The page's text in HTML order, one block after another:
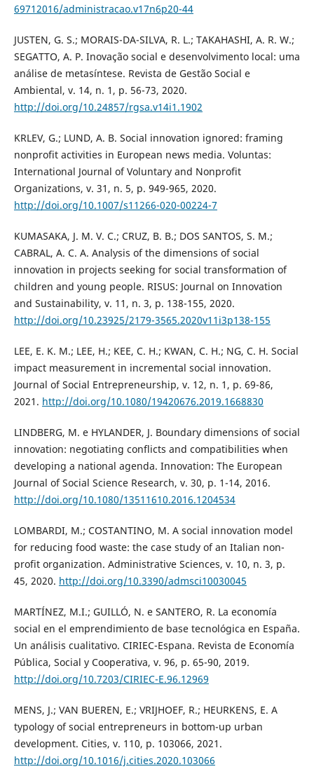
69712016/administracao.v17n6p20-44
JUSTEN, G. S.; MORAIS-DA-SILVA, R. L.; TAKAHASHI, A. R. W.;
SEGATTO, A. P. Inovação social e desenvolvimento local: uma
análise de metasíntese. Revista de Gestão Social e
Ambiental, v. 14, n. 1, p. 56-73, 2020.
http://doi.org/10.24857/rgsa.v14i1.1902
KRLEV, G.; LUND, A. B. Social innovation ignored: framing
nonprofit activities in European news media. Voluntas:
International Journal of Voluntary and Nonprofit
Organizations, v. 31, n. 5, p. 949-965, 2020.
http://doi.org/10.1007/s11266-020-00224-7
KUMASAKA, J. M. V. C.; CRUZ, B. B.; DOS SANTOS, S. M.;
CABRAL, A. C. A. Analysis of the dimensions of social
innovation in projects seeking for social transformation of
children and young people. RISUS: Journal on Innovation
and Sustainability, v. 11, n. 3, p. 138-155, 2020.
http://doi.org/10.23925/2179-3565.2020v11i3p138-155
LEE, E. K. M.; LEE, H.; KEE, C. H.; KWAN, C. H.; NG, C. H. Social
impact measurement in incremental social innovation.
Journal of Social Entrepreneurship, v. 12, n. 1, p. 69-86,
2021. http://doi.org/10.1080/19420676.2019.1668830
LINDBERG, M. e HYLANDER, J. Boundary dimensions of social
innovation: negotiating conflicts and compatibilities when
developing a national agenda. Innovation: The European
Journal of Social Science Research, v. 30, p. 1-14, 2016.
http://doi.org/10.1080/13511610.2016.1204534
LOMBARDI, M.; COSTANTINO, M. A social innovation model
for reducing food waste: the case study of an Italian non-
profit organization. Administrative Sciences, v. 10, n. 3, p.
45, 2020. http://doi.org/10.3390/admsci10030045
MARTÍNEZ, M.I.; GUILLÓ, N. e SANTERO, R. La economía
social en el emprendimiento de base tecnológica en España.
Un análisis cualitativo. CIRIEC-Espana. Revista de Economía
Pública, Social y Cooperativa, v. 96, p. 65-90, 2019.
http://doi.org/10.7203/CIRIEC-E.96.12969
MENS, J.; VAN BUEREN, E.; VRIJHOEF, R.; HEURKENS, E. A
typology of social entrepreneurs in bottom-up urban
development. Cities, v. 110, p. 103066, 2021.
http://doi.org/10.1016/j.cities.2020.103066